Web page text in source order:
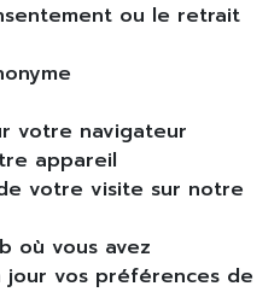
ou le retrait
votre navigateur
appareil
votre visite sur notre
où vous avez
jour vos préférences de